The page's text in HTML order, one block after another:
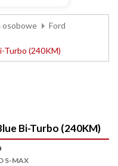
osobowe
Ford
Turbo (240KM)
Bi-Turbo (240KM)
S-MAX